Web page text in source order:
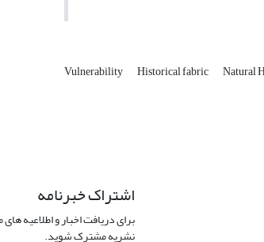
Vulnerability Historical fabric Natural
اشتراک خبرنامه
برای دریافت اخبار و اطلاعیه
نشریه مشترک شوید.